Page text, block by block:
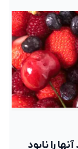
آنها را نابود